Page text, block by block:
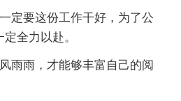
定要这份工作干好，为了公
全力以赴。
雨雨，才能够丰富自己的阅